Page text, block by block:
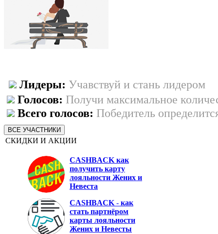
Лидеры: Учавствуй и стань лидером
Голосов: Получи максимальное
Всего голосов: Победитель
ВСЕ УЧАСТНИКИ
СКИДКИ И АКЦИИ
CASHBACK как
получить карту
лояльности Жених и
Невеста
CASHBACK- как
стать партнёром
карты лояльности
Жених и Невесты